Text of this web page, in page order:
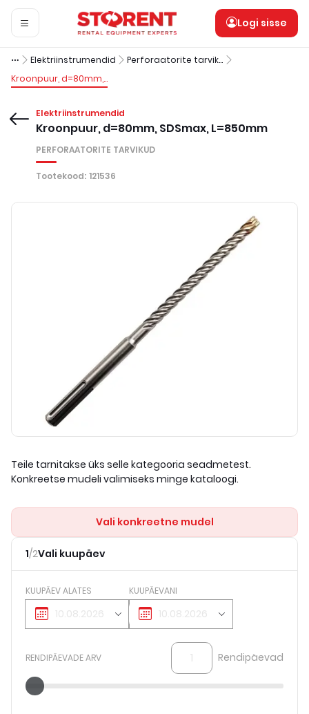
Logi sisse
Elektriinstrumendid
Perforaatorite tarvikud
Kroonpuur, d=80mm, SDSmax, L=850mm
Elektriinstrumendid
Kroonpuur, d=80mm, SDSmax, L=850mm
PERFORAATORITE TARVIKUD
Tootekood: 121536
Teile tarnitakse üks selle kategooria seadmetest.
Konkreetse mudeli valimiseks minge kataloogi.
Vali konkreetne mudel
1/2Vali kuupäev
KUUPÄEV ALATES KUUPÄEVANI
RENDIPÄEVADE ARV Rendipäevad